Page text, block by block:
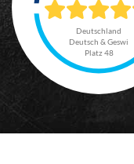
Deutschland
Deutsch & Geswi
Platz 48